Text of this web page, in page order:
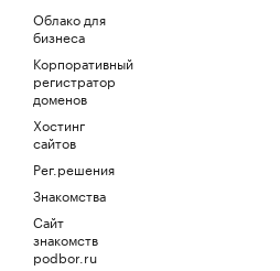
Облако для
бизнеса
Корпоративный
регистратор
доменов
Хостинг
сайтов
Рег.решения
Знакомства
Сайт
знакомств
podbor.ru